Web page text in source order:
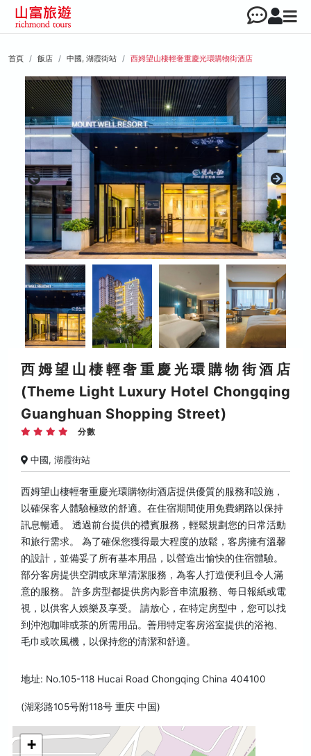
首頁 飯店 中國, 湖霞街站 西姆望山棲輕奢重慶光環購物街酒店
西姆望山棲輕奢重慶光環購物街酒店
(Theme Light Luxury Hotel Chongqing
Guanghuan Shopping Street)
分數
中國, 湖霞街站
西姆望山棲輕奢重慶光環購物街酒店提供優質的服務和設施，
以確保客人體驗極致的舒適。在住宿期間使用免費網路以保持
訊息暢通。 透過前台提供的禮賓服務，輕鬆規劃您的日常活動
和旅行需求。 為了確保您獲得最大程度的放鬆，客房擁有溫馨
的設計，並備妥了所有基本用品，以營造出愉快的住宿體驗。
部分客房提供空調或床單清潔服務，為客人打造便利且令人滿
意的服務。 許多房型都提供房內影音串流服務、每日報紙或電
視，以供客人娛樂及享受。 請放心，在特定房型中，您可以找
到沖泡咖啡或茶的所需用品。善用特定客房浴室提供的浴袍、
毛巾或吹風機，以保持您的清潔和舒適。
地址: No.105-118 Hucai Road Chongqing China 404100
(湖彩路105号附118号 重庆 中国)
+